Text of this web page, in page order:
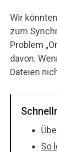
Wir
zum
Problem
davon.
Dateien
So